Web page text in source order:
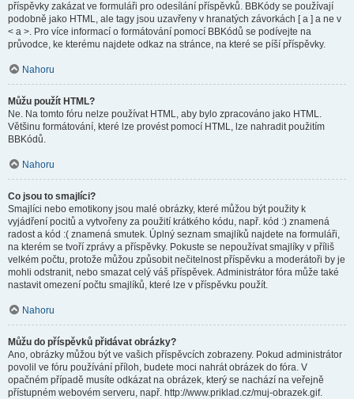
příspěvky zakázat ve formuláři pro odesílání příspěvků. BBKódy se používají
podobně jako HTML, ale tagy jsou uzavřeny v hranatých závorkách [ a ] a ne v
< a >. Pro více informací o formátování pomocí BBKódů se podívejte na
průvodce, ke kterému najdete odkaz na stránce, na které se píší příspěvky.
Nahoru
Můžu použít HTML?
Ne. Na tomto fóru nelze používat HTML, aby bylo zpracováno jako HTML.
Většinu formátování, které lze provést pomocí HTML, lze nahradit použitím
BBKódů.
Nahoru
Co jsou to smajlíci?
Smajlíci nebo emotikony jsou malé obrázky, které můžou být použity k
vyjádření pocitů a vytvořeny za použití krátkého kódu, např. kód :) znamená
radost a kód :( znamená smutek. Úplný seznam smajlíků najdete na formuláři,
na kterém se tvoří zprávy a příspěvky. Pokuste se nepoužívat smajlíky v příliš
velkém počtu, protože můžou způsobit nečitelnost příspěvku a moderátoři by je
mohli odstranit, nebo smazat celý váš příspěvek. Administrátor fóra může také
nastavit omezení počtu smajlíků, které lze v příspěvku použít.
Nahoru
Můžu do příspěvků přidávat obrázky?
Ano, obrázky můžou být ve vašich příspěvcích zobrazeny. Pokud administrátor
povolil ve fóru používání příloh, budete moci nahrát obrázek do fóra. V
opačném případě musíte odkázat na obrázek, který se nachází na veřejně
přístupném webovém serveru, např. http://www.priklad.cz/muj-obrazek.gif.